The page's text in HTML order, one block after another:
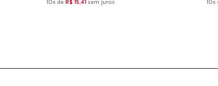
10x de R$ 15,41sem juros 10x